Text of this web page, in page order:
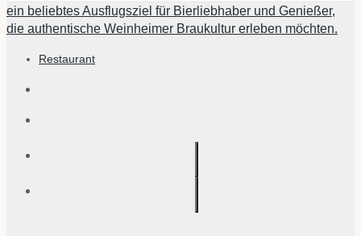
ein beliebtes Ausflugsziel für Bierliebhaber und Genießer,
die authentische Weinheimer Braukultur erleben möchten.
Restaurant